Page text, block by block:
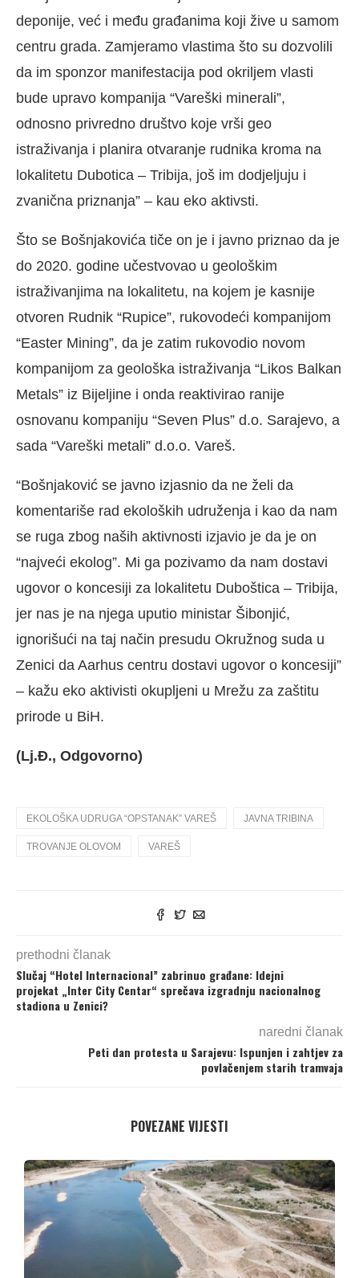
deponije, već i među građanima koji žive u samom
centru grada. Zamjeramo vlastima što su dozvolili
da im sponzor manifestacija pod okriljem vlasti
bude upravo kompanija “Vareški minerali”,
odnosno privredno društvo koje vrši geo
istraživanja i planira otvaranje rudnika kroma na
lokalitetu Dubotica – Tribija, još im dodjeljuju i
zvanična priznanja” – kau eko aktivsti.
Što se Bošnjakovića tiče on je i javno priznao da je
do 2020. godine učestvovao u geološkim
istraživanjima na lokalitetu, na kojem je kasnije
otvoren Rudnik “Rupice”, rukovodeći kompanijom
“Easter Mining”, da je zatim rukovodio novom
kompanijom za geološka istraživanja “Likos Balkan
Metals” iz Bijeljine i onda reaktivirao ranije
osnovanu kompaniju “Seven Plus” d.o. Sarajevo, a
sada “Vareški metali” d.o.o. Vareš.
“Bošnjaković se javno izjasnio da ne želi da
komentariše rad ekoloških udruženja i kao da nam
se ruga zbog naših aktivnosti izjavio je da je on
“najveći ekolog”. Mi ga pozivamo da nam dostavi
ugovor o koncesiji za lokalitetu Duboštica – Tribija,
jer nas je na njega uputio ministar Šibonjić,
ignorišući na taj način presudu Okružnog suda u
Zenici da Aarhus centru dostavi ugovor o koncesiji”
– kažu eko aktivisti okupljeni u Mrežu za zaštitu
prirode u BiH.
(Lj.Đ., Odgovorno)
EKOLOŠKA UDRUGA “OPSTANAK” VAREŠ JAVNA TRIBINA
TROVANJE OLOVOM VAREŠ
prethodni članak
Slučaj “Hotel Internacional” zabrinuo građane: Idejni
projekat „Inter City Centar“ sprečava izgradnju nacionalnog
stadiona u Zenici?
naredni članak
Peti dan protesta u Sarajevu: Ispunjen i zahtjev za
povlačenjem starih tramvaja
POVEZANE VIJESTI